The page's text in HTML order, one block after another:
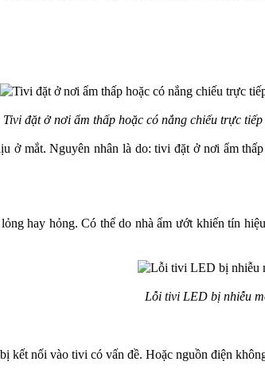
Tivi đặt ở nơi ẩm thấp hoặc có nắng chiếu trực
ở mắt. Nguyên nhân là do: tivi đặt ở nơi ẩm
hay hỏng. Có thể do nhà ẩm ướt khiến tín
Lỗi tivi LED bị nhiễu
kết nối vào tivi có vấn đề. Hoặc nguồn điện